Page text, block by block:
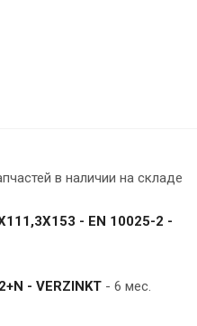
в наличии на складе
- EN 10025-2 -
- VERZINKT - 6 мес.